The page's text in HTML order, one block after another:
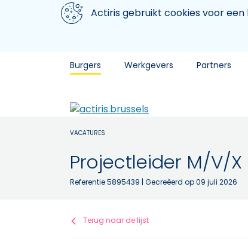
Aller au contenu principal
We gebruiken cookiesActiris gebruikt cookies voor
Burgers Werkgevers Partners
VACATURES
Projectleider M/V/X
Referentie 5895439 | Gecreëerd op 09 juli 2026
Terug naar de lijst